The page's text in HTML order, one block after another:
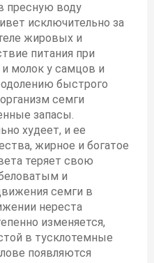
пресную воду
исключительно за
жировых и
питания при
молок у самцов и
быстрого
семги
запасы.
худеет, и ее
жирное и богатое
теряет свою
и
семги в
нереста
изменяется,
в тусклотемные
появляются